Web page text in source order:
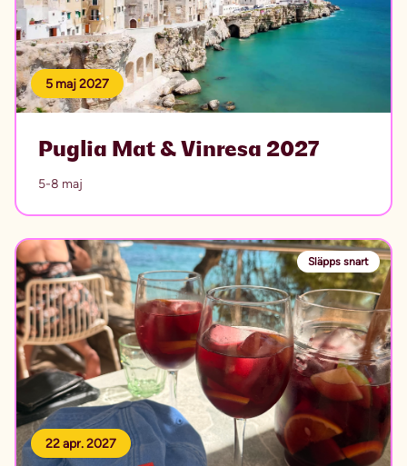
5 maj 2027
Puglia Mat & Vinresa 2027
5-8 maj
Släpps snart
22 apr. 2027